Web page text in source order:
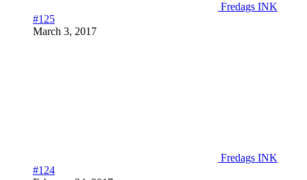
Fredags INK
#125
March 3, 2017
Fredags INK
#124